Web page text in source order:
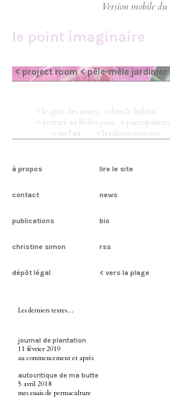
le point imaginaire
< project room< pêle-mêle jardinier
< le goût des autres < dans le hublot
< écriture au fil des jours
< participations
< sur l’art
< les derniers textes
à propos lire le site
contact news
publications bio
christine simon rss
dépôt légal < vers la plage
Les derniers textes…
journal de plantation
11 février 2019
au commencement et après
autocritique de ma butte
5 avril 2018
mes essais de permaculture